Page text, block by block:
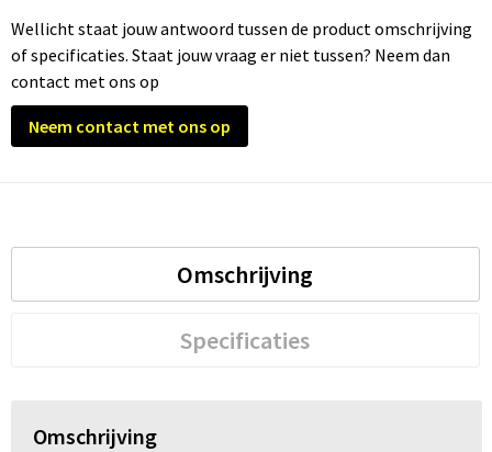
Wellicht staat jouw antwoord tussen de product omschrijving
of specificaties. Staat jouw vraag er niet tussen? Neem dan
contact met ons op
Neem contact met ons op
Omschrijving
Specificaties
Omschrijving